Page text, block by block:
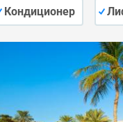
Кондиционер